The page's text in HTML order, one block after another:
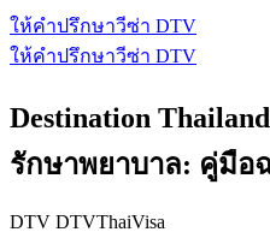
ให้คำปรึกษาวีซ่า DTV
ให้คำปรึกษาวีซ่า DTV
Destination
รักษาพยาบาล: คู่มื
DTV DTVThaiVisa